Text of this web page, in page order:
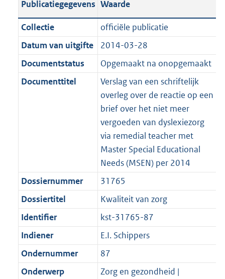
i
e
i
n
f
5
K
b
t
i
e
i
n
:
2
K
b
a
t
i
e
i
t
e
2
9
K
c
a
t
i
e
a
t
t
:
8
K
a
n
d
s
g
r
o
o
t
t
e
:
2
b
a
n
d
s
g
r
o
o
t
t
e
:
K
b
Publicatiegegevens Waarde
Collectie
officiële publicatie
Datum van uitgifte
2014-03-28
Documentstatus
Opgemaakt na onopgemaakt
Documenttitel
Verslag van een schriftelijk
overleg over de reactie op een
brief over het niet meer
vergoeden van dyslexiezorg
via remedial teacher met
Master Special Educational
Needs (MSEN) per 2014
Dossiernummer
31765
Dossiertitel
Kwaliteit van zorg
Identifier
kst-31765-87
Indiener
E.I. Schippers
Ondernummer
87
Onderwerp
Zorg en gezondheid |